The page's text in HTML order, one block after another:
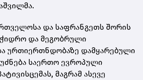
და საფრანგეთს შორის
და მეგობრული
ურთიერთნდობაზე დამყარებული
საერთო ევროპული
მაგრამ ასევე